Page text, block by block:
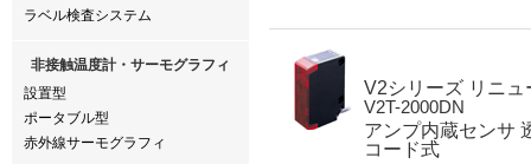
ラベル検査システム
非接触温度計・サーモグラフィ
設置型
ポータブル型
赤外線サーモグラフィ
V2シリーズ リニ
V2T-2000DN
アンプ内蔵センサ
コード式